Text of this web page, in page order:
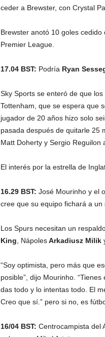
ceder a Brewster, con Crystal
Brewster anotó 10 goles
Premier League.
17.04 BST: Podría Ryan
Sky Sports se enteró de que
Tottenham, que se espera que
jugador de 20 años hizo solo
pasada después de quitarle 25
Matt Doherty y Sergio Reguilon
El interés por la estrella de
16.29 BST: José Mourinho y el
cree que su equipo fichará a
Los Spurs necesitan un
King , NápolesArkadiusz Milik
“Soy optimista, pero más que
posible”, dijo Mourinho.
das todo y lo intentas todo. El
Creo que sí.” pero si no, es
16/04 BST: Centrocampista del